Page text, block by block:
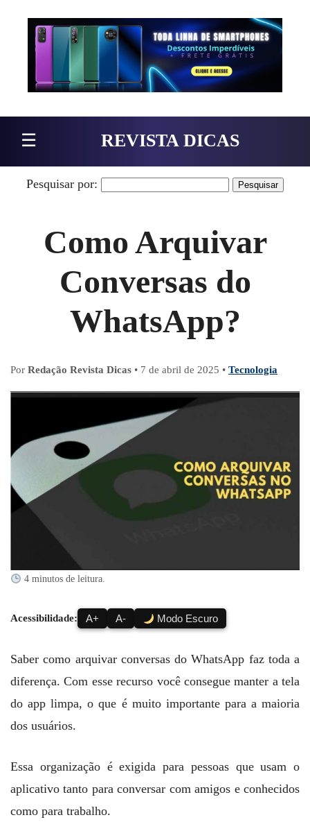
Pular para o conteúdo
☰ REVISTA DICAS
Pesquisar por:
Como Arquivar
Conversas do
WhatsApp?
Por Redação Revista Dicas • 7 de abril de 2025 • Tecnologia
4 minutos de leitura.
Acessibilidade: A+ A- Modo Escuro
Saber como arquivar conversas do WhatsApp faz toda a
diferença. Com esse recurso você consegue manter a tela
do app limpa, o que é muito importante para a maioria
dos usuários.
Essa organização é exigida para pessoas que usam o
aplicativo tanto para conversar com amigos e conhecidos
como para trabalho.